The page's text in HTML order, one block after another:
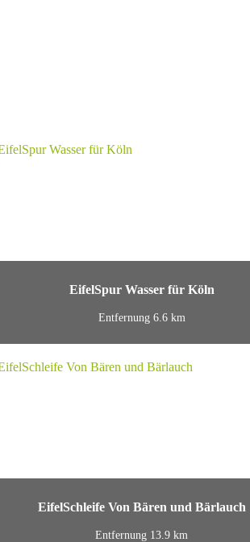
EifelSpur Wasser für Köln
Entfernung 6.6 km
EifelSchleife Von Bären und Bärlauch
Entfernung 13.9 km